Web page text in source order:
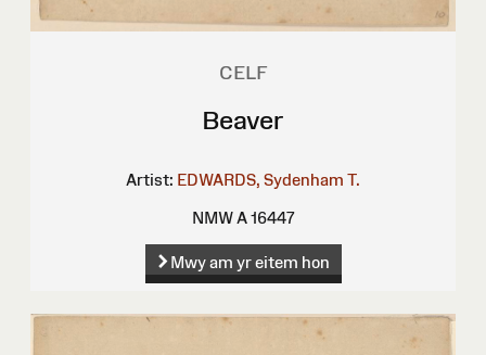
CELF
Beaver
Artist: EDWARDS, Sydenham T.
NMW A 16447
Mwy am yr eitem hon